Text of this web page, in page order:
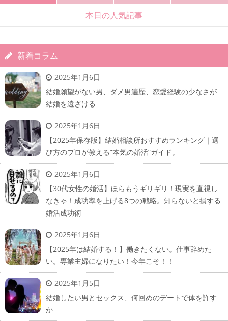
本日の人気記事
新着コラム
2025年1月6日
結婚願望がない男、ダメ男遍歴、恋愛経験の少なさが
結婚を遠ざける
2025年1月6日
【2025年保存版】結婚相談所おすすめランキング｜選
び方のプロが教える”本気の婚活”ガイド。
2025年1月6日
【30代女性の婚活】ほらもうギリギリ！現実を直視し
なきゃ！成功率を上げる8つの戦略。知らないと損する
婚活成功術
2025年1月6日
【2025年は結婚する！】働きたくない。仕事辞めた
い。専業主婦になりたい！今年こそ！！
2025年1月5日
結婚したい男とセックス、何回めのデートで体を許す
か